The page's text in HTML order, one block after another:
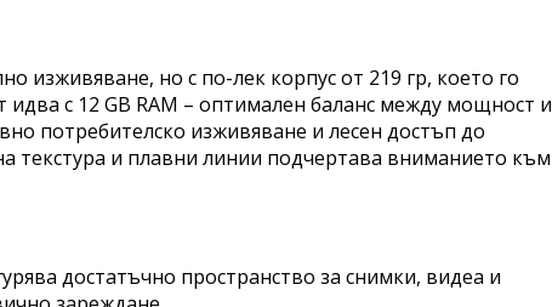
изживяване, но с по-лек корпус от 219 гр, което го
с 12 GB RAM – оптимален баланс между мощност и
потребителско изживяване и лесен достъп до
текстура и плавни линии подчертава вниманието към
достатъчно пространство за снимки, видеа и